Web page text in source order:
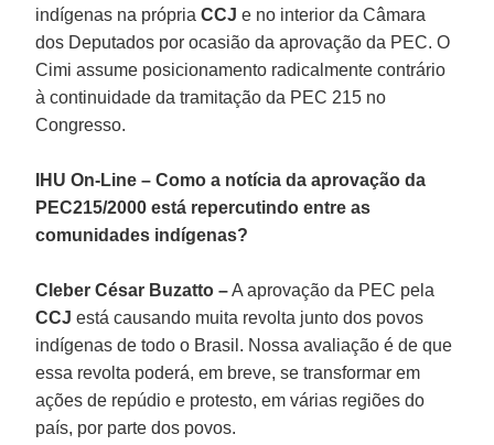
indígenas na própriaCCJe no interior da Câmara
dos Deputados por ocasião da aprovação da PEC. O
Cimi assume posicionamento radicalmente contrário
à continuidade da tramitação da PEC 215 no
Congresso.
IHU On-Line – Como a notícia da aprovação da
PEC215/2000 está repercutindo entre as
comunidades indígenas?
Cleber César Buzatto –A aprovação da PEC pela
CCJestá causando muita revolta junto dos povos
indígenas de todo o Brasil. Nossa avaliação é de que
essa revolta poderá, em breve, se transformar em
ações de repúdio e protesto, em várias regiões do
país, por parte dos povos.